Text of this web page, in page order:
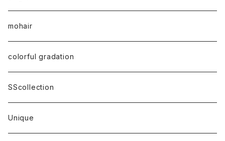
mohair
colorful gradation
SScollection
Unique